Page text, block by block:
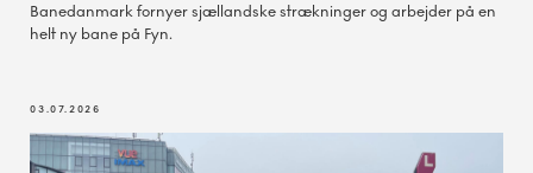
Banedanmark fornyer sjællandske strækninger og arbejder på en
helt ny bane på Fyn.
03.07.2026